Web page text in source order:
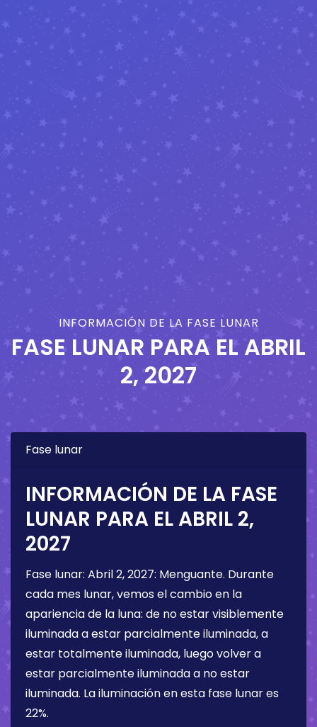
INFORMACIÓN DE LA FASE LUNAR
FASE LUNAR PARA EL ABRIL
2, 2027
Fase lunar
INFORMACIÓN DE LA FASE
LUNAR PARA EL ABRIL 2,
2027
Fase lunar: Abril 2, 2027: Menguante. Durante
cada mes lunar, vemos el cambio en la
apariencia de la luna: de no estar visiblemente
iluminada a estar parcialmente iluminada, a
estar totalmente iluminada, luego volver a
estar parcialmente iluminada a no estar
iluminada. La iluminación en esta fase lunar es
22%.